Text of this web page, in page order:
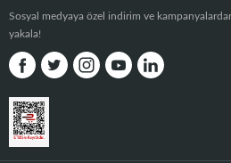
Sosyal medyaya özel indirim ve
yakala!